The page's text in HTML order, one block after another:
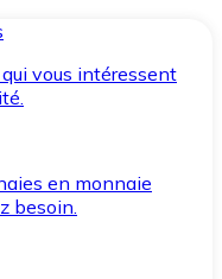
vous intéressent
en monnaie
besoin.